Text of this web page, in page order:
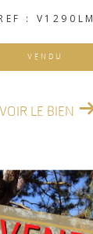
: V1290LM
VENDU
VOIR LE BIEN